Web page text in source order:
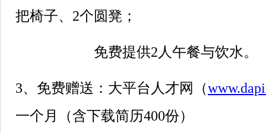
把椅子、2个圆凳；
免费提供2人午餐与饮水。
3、免费赠送：大平台人才网（
一个月（含下载简历400份）